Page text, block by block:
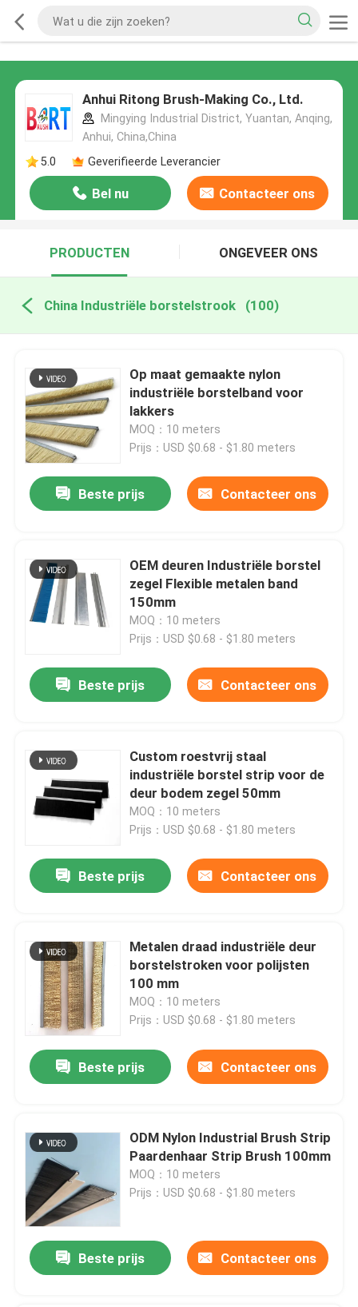
Anhui Ritong Brush-Making Co., Ltd.
Mingying Industrial District, Yuantan, Anqing,
Anhui, China,China
5.0
Geverifieerde Leverancier
Bel nu Contacteer ons
PRODUCTEN ONGEVEER ONS
China Industriële borstelstrook (100)
Op maat gemaakte nylon
industriële borstelband voor
lakkers
MOQ：10 meters
Prijs：USD $0.68 - $1.80 meters
Beste prijs Contacteer ons
OEM deuren Industriële borstel
zegel Flexible metalen band
150mm
MOQ：10 meters
Prijs：USD $0.68 - $1.80 meters
Beste prijs Contacteer ons
Custom roestvrij staal
industriële borstel strip voor de
deur bodem zegel 50mm
MOQ：10 meters
Prijs：USD $0.68 - $1.80 meters
Beste prijs Contacteer ons
Metalen draad industriële deur
borstelstroken voor polijsten
100 mm
MOQ：10 meters
Prijs：USD $0.68 - $1.80 meters
Beste prijs Contacteer ons
ODM Nylon Industrial Brush Strip
Paardenhaar Strip Brush 100mm
MOQ：10 meters
Prijs：USD $0.68 - $1.80 meters
Beste prijs Contacteer ons